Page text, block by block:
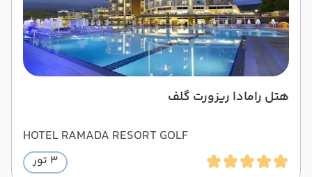
هتل رامادا ریزورت گلف
HOTEL RAMADA RESORT GOLF
3 تور